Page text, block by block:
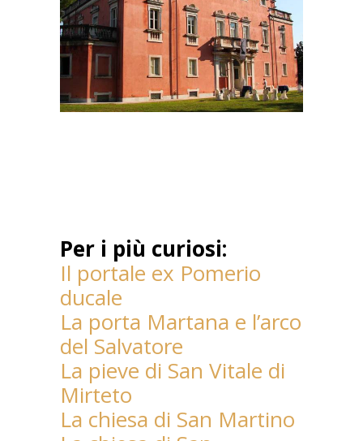
Per i più curiosi:
Il portale ex Pomerio
ducale
La porta Martana e l’arco
del Salvatore
La pieve di San Vitale di
Mirteto
La chiesa di San Martino